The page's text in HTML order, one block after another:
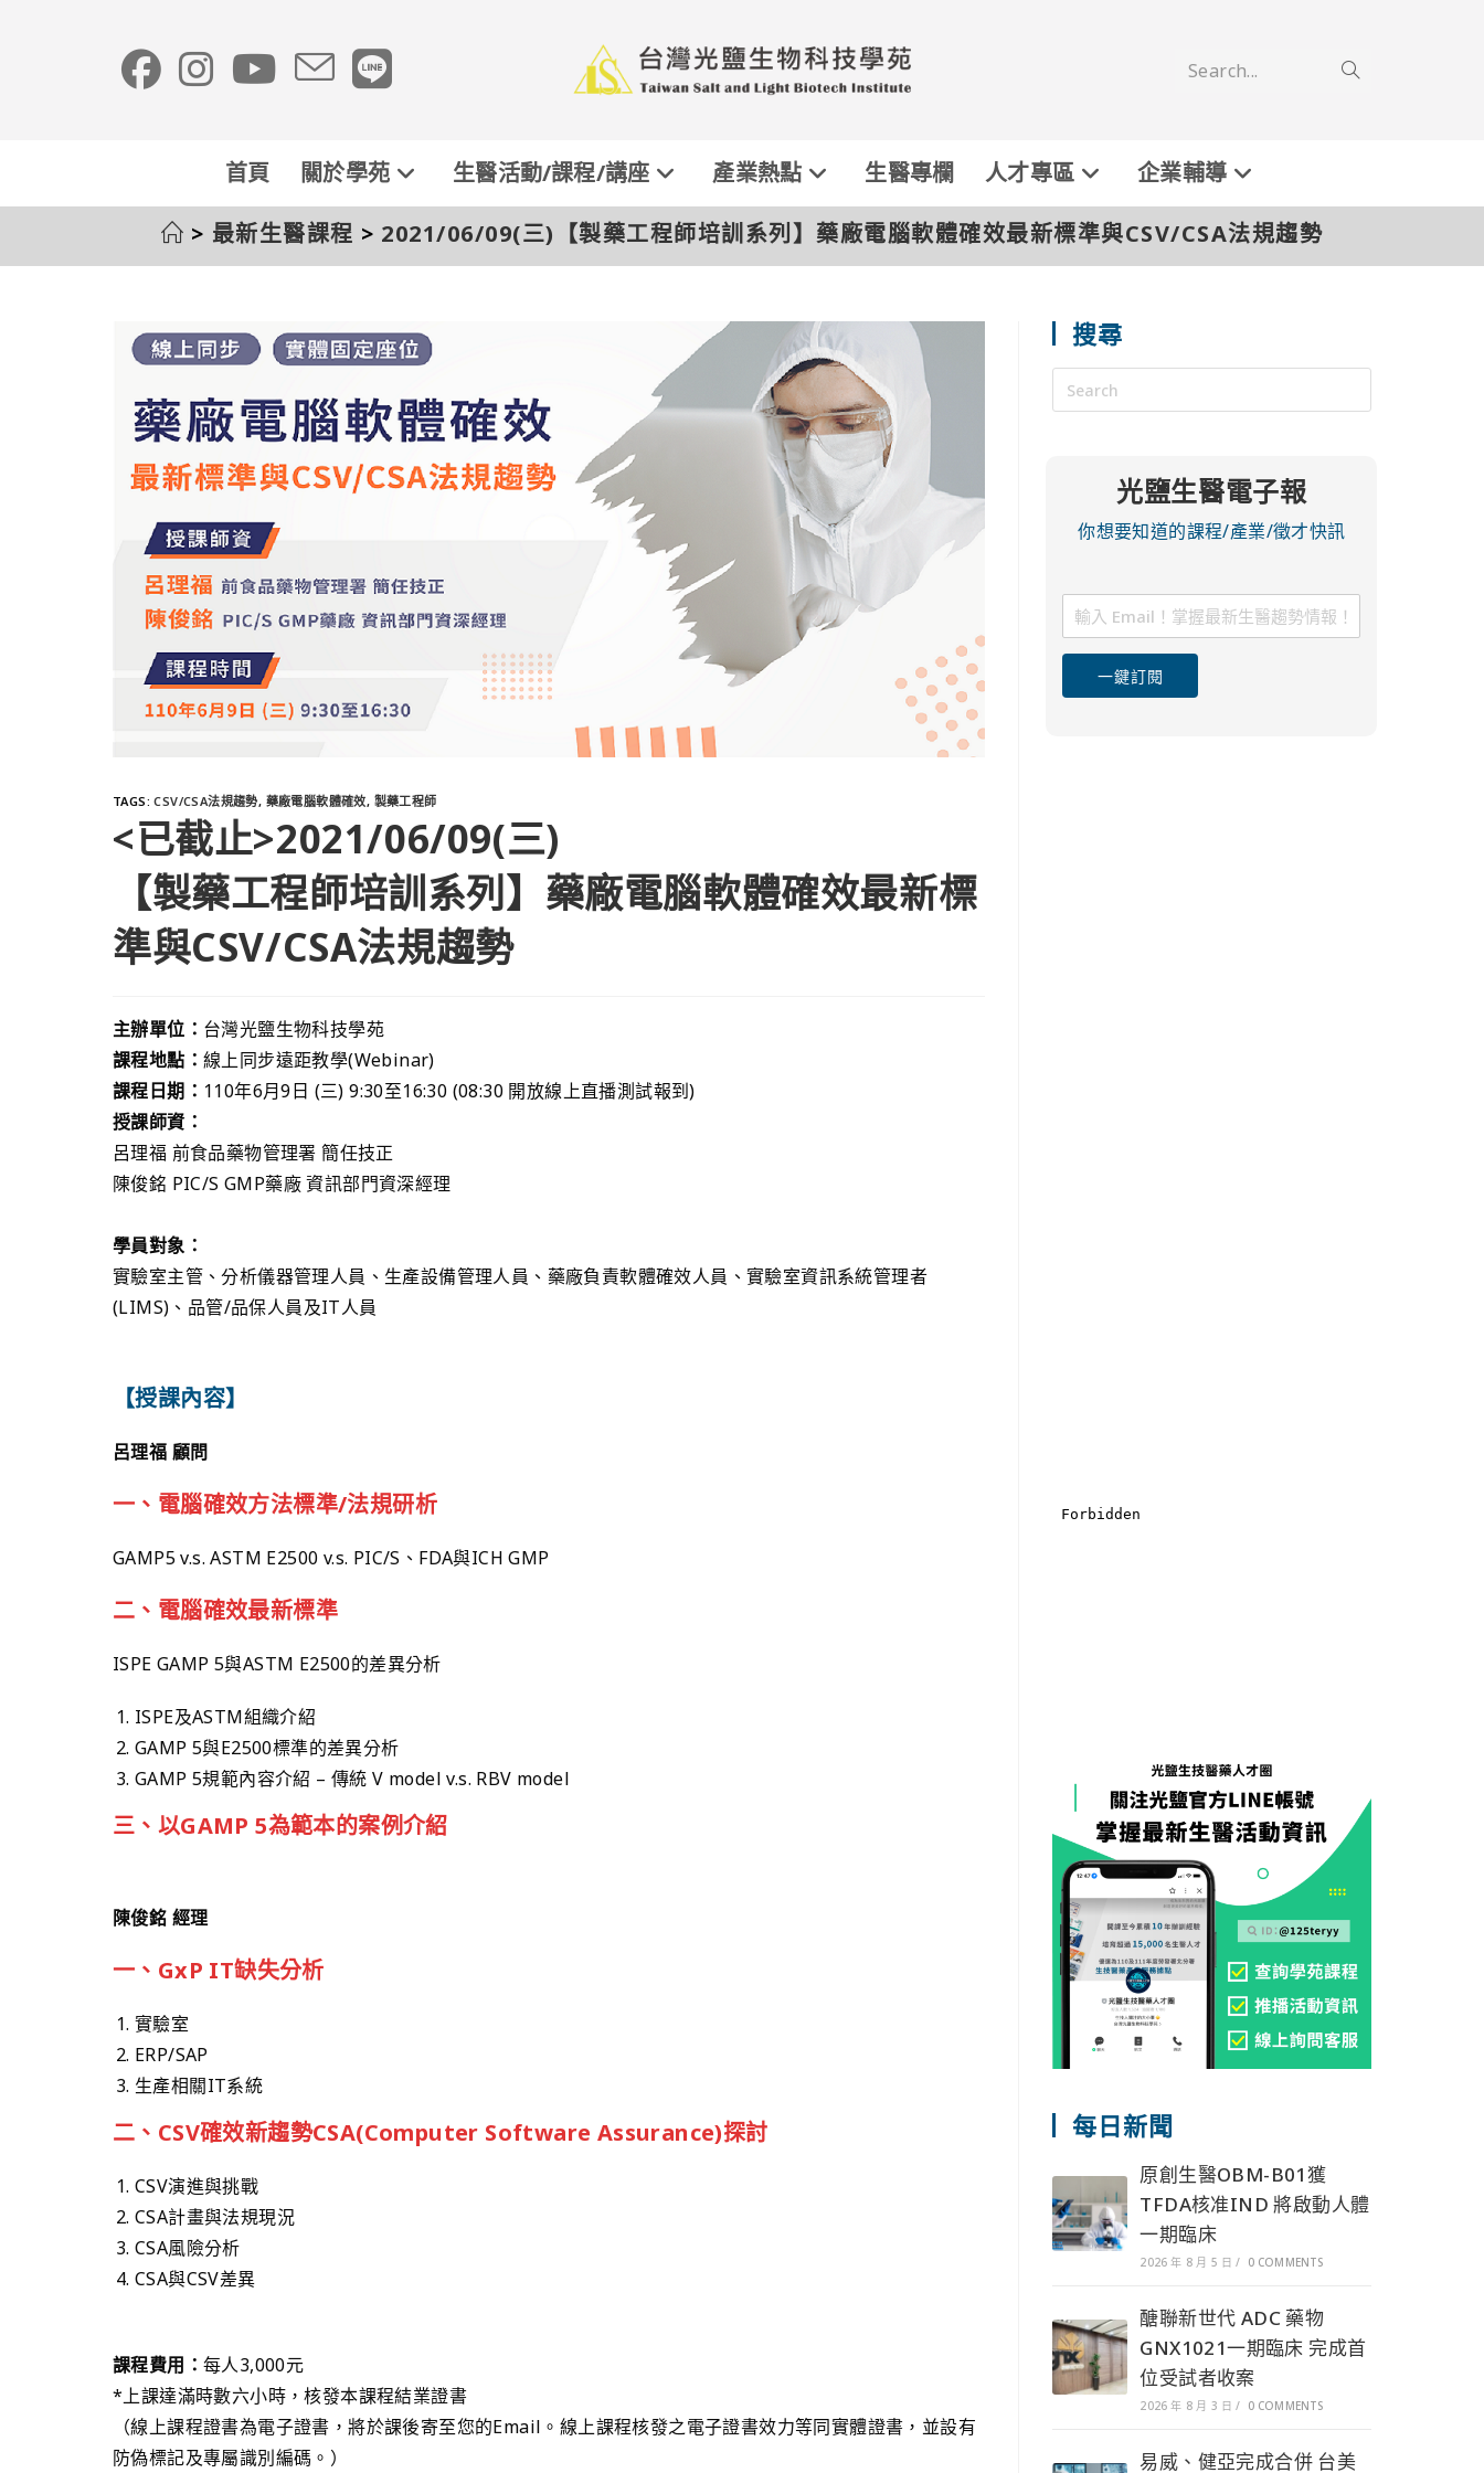
Search...
首頁 關於學苑 生醫活動/課程/講座 產業熱點 生醫專欄 人才專區 企業輔導
> 最新生醫課程 > 2021/06/09(三)【製藥工程師培訓系列】藥廠電腦軟體確效最新標準與CSV/CSA法規趨勢
TAGS:CSV/CSA法規趨勢, 藥廠電腦軟體確效, 製藥工程師
<已截止>2021/06/09(三)
【製藥工程師培訓系列】藥廠電腦軟體確效最新標
準與CSV/CSA法規趨勢
主辦單位： 台灣光鹽生物科技學苑
課程地點： 線上同步遠距教學(Webinar)
課程日期： 110年6月9日 (三) 9:30至16:30 (08:30 開放線上直播測試報到)
授課師資：
呂理福 前食品藥物管理署 簡任技正
陳俊銘 PIC/S GMP藥廠 資訊部門資深經理
學員對象：
實驗室主管、分析儀器管理人員、生產設備管理人員、藥廠負責軟體確效人員、實驗室資訊系統管理者
(LIMS)、品管/品保人員及IT人員
【授課內容】
呂理福 顧問
一、電腦確效方法標準/法規研析
GAMP5 v.s. ASTM E2500 v.s. PIC/S、FDA與ICH GMP
二、電腦確效最新標準
ISPE GAMP 5與ASTM E2500的差異分析
ISPE及ASTM組織介紹
GAMP 5與E2500標準的差異分析
GAMP 5規範內容介紹 – 傳統 V model v.s. RBV model
三、以GAMP 5為範本的案例介紹
陳俊銘 經理
一、GxP IT缺失分析
實驗室
ERP/SAP
生產相關IT系統
二、CSV確效新趨勢CSA(Computer Software Assurance)探討
CSV演進與挑戰
CSA計畫與法規現況
CSA風險分析
CSA與CSV差異
課程費用： 每人3,000元
*上課達滿時數六小時，核發本課程結業證書
（線上課程證書為電子證書，將於課後寄至您的Email。線上課程核發之電子證書效力等同實體證書，並設有
防偽標記及專屬識別編碼。）
搜尋
光鹽生醫電子報
你想要知道的課程/產業/徵才快訊
一鍵訂閱
每日新聞
原創生醫OBM-B01獲
TFDA核准IND 將啟動人體
一期臨床
2026 年 8 月 5 日 / 0 COMMENTS
醣聯新世代 ADC 藥物
GNX1021一期臨床 完成首
位受試者收案
2026 年 8 月 3 日 / 0 COMMENTS
易威、健亞完成合併 台美